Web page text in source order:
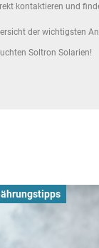
kontaktieren und
der wichtigsten
Soltron Solarien!